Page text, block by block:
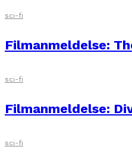
sci-fi
Filmanmeldelse:
sci-fi
Filmanmeldelse:
sci-fi